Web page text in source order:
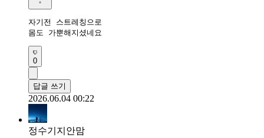
자기전 스트레칭으로
몸도 가뿐해지셨네요
0
답글 쓰기
2026.06.04 00:22
정수기지안맘